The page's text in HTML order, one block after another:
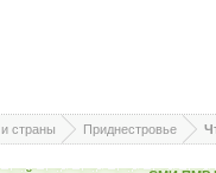
страны Приднестровье